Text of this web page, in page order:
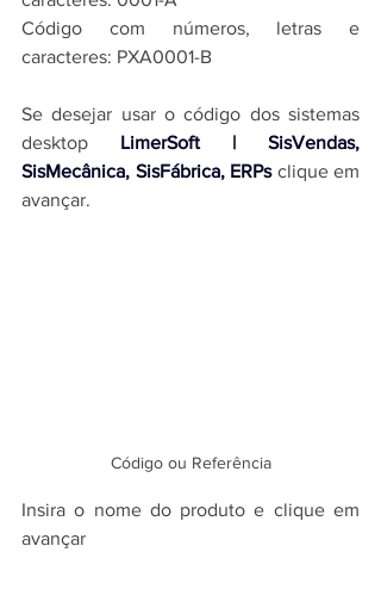
Código com números, letras e
caracteres: PXA0001-B
Se desejar usar o código dos sistemas
desktop LimerSoft | SisVendas,
SisMecânica, SisFábrica, ERPs clique em
avançar.
Código ou Referência
Insira o nome do produto e clique em
avançar